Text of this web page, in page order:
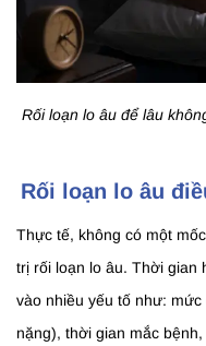
Rối loạn lo âu để lâu
Rối loạn lo âu
Thực tế, không có một
trị rối loạn lo âu. Thời gian
vào nhiều yếu tố như:
nặng), thời gian mắc